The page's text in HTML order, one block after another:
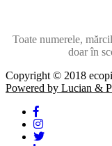
Toate numerele,
doar în
Copyright © 2018
Powered by Lucian &